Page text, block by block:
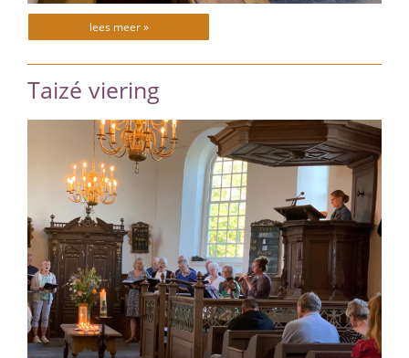
lees meer »
Taizé viering